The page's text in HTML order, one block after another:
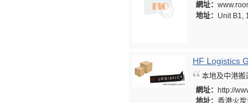
網址：
地址： Unit B1,
HF Logistics
本地及中港搬
網址：
http://